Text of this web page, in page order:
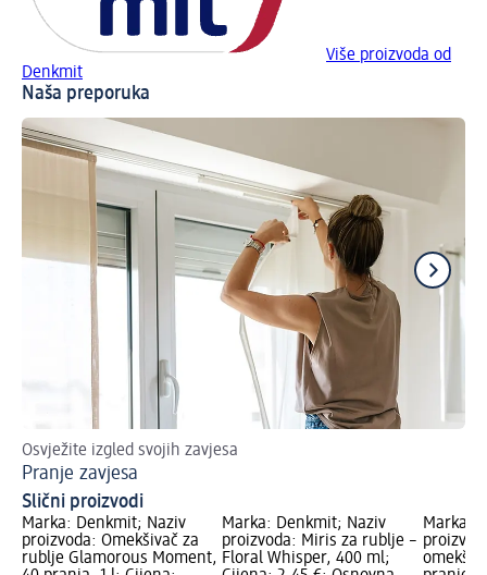
Više proizvoda od
Denkmit
Naša preporuka
Osvježite izgled svojih zavjesa
Pranje zavjesa
Slični proizvodi
Marka: Denkmit; Naziv
proizvoda: Omekšivač za
rublje Glamorous Moment,
Marka: Denkmit; Naziv
proizvoda: Miris za rublje –
Floral Whisper, 400 ml;
Marka: